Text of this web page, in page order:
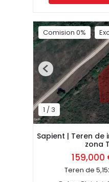
Comision 0%
1 / 3
Previous
Sapient | Teren de
zona
159,000
Teren de